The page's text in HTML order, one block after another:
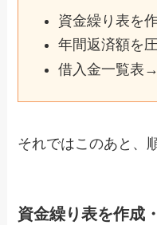
資金繰り表を
年間返済額を
借入金一覧表
それではこのあと、
資金繰り表を作成